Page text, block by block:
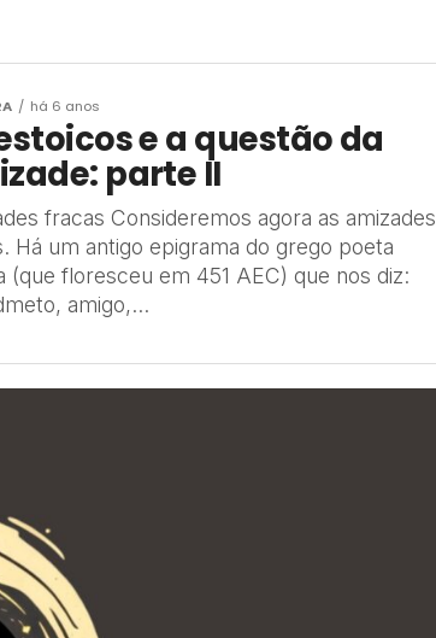
há 6 anos
e a questão da
parte II
fracas Consideremos agora as amizades
Há um antigo epigrama do grego poeta
(que floresceu em 451 AEC) que nos diz:
amigo,...